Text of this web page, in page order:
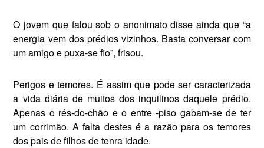
O jovem que falou sob o anoni­mato disse ainda que “a
energia vem dos prédios vizinhos. Basta conversar com
um amigo e puxa-se fio”, frisou.
Perigos e temores. É assim que pode ser caracterizada
a vida diária de muitos dos inqui­linos daquele prédio.
Apenas o rés-do-chão e o entre -piso ga­bam-se de ter
um corrimão. A falta destes é a razão para os te­mores
dos pais de filhos de ten­ra idade.